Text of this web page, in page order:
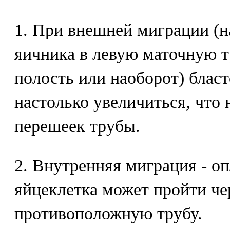
1. При внешней миграции
яичника в левую маточную
полость или наоборот)
настолько увеличиться, что
перешеек трубы.
2. Внутренняя миграция -
яйцеклетка может пройти
противоположную трубу.